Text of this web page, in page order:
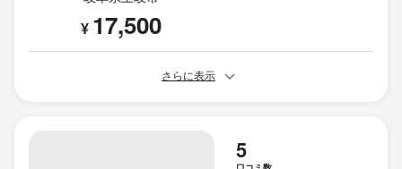
¥ 17,500
さらに表示
5